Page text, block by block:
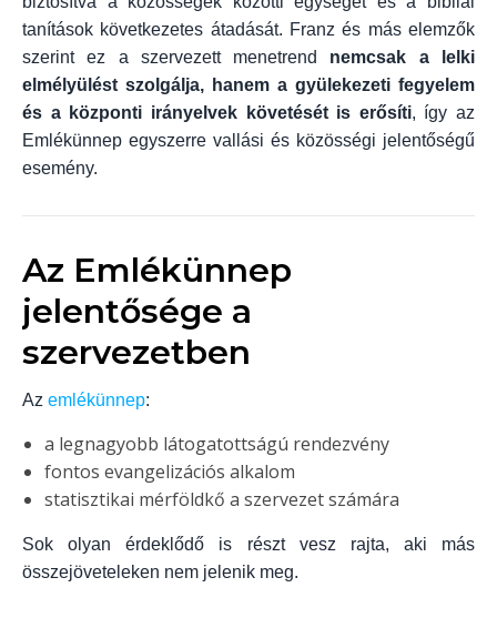
tanítások következetes átadását. Franz és más elemzők
szerint ez a szervezett menetrend nemcsak a lelki
elmélyülést szolgálja, hanem a gyülekezeti fegyelem
és a központi irányelvek követését is erősíti, így az
Emlékünnep egyszerre vallási és közösségi jelentőségű
esemény.
Az Emlékünnep
jelentősége a
szervezetben
Az emlékünnep:
a legnagyobb látogatottságú rendezvény
fontos evangelizációs alkalom
statisztikai mérföldkő a szervezet számára
Sok olyan érdeklődő is részt vesz rajta, aki más
összejöveteleken nem jelenik meg.